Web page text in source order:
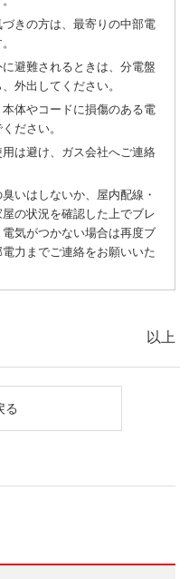
きの方は、最寄りの中部電
避難されるときは、分電盤
外出してください。
体やコードに損傷のある電
ださい。
は避け、ガス会社へご連絡
いはしないか、屋内配線・
の状況を確認した上でブレ
気がつかない場合は再度ブ
力までご連絡をお願いいた
以上
る